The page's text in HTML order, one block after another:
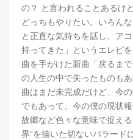
の？ と言われることあるけ
どっちもやりたい。いろん
と正直な気持ちを話し、ア
持ってきた」というエレピ
曲を手がけた新曲「戻るま
の人生の中で失ったものも
曲はまだ未完成だけど、今
でもあって。今の僕の現状
故郷など色々な意味で捉え
界”を描いた切ないバラード